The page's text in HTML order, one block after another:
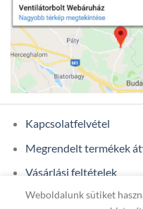
Kapcsolatfelvétel
Megrendelt termékek
Vásárlási feltételek
Ügyfél adatok
Weboldalunk sütiket